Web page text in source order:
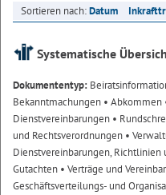
Sortieren nach:Datum
Systematische
Dokumententyp:
Bekanntmachungen • Abkommen
Dienstvereinbarungen •
und Rechtsverordnungen •
Dienstvereinbarungen, Richtlinien
Gutachten • Verträge und
Geschäftsverteilungs- und